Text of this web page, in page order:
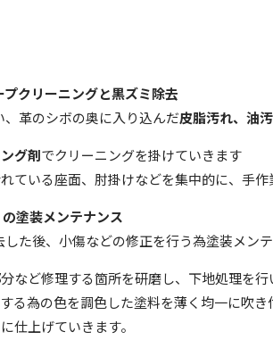
クリーニングと黒ズミ除去
革のシボの奥に入り込んだ皮脂汚れ、油
グ剤でクリーニングを掛けていきます
れている座面、肘掛けなどを集中的に、手
塗装メンテナンス
た後、小傷などの修正を行う為塗装メン
分など修理する箇所を研磨し、下地処理を行
する為の色を調色した塗料を薄く均一に吹
仕上げていきます。